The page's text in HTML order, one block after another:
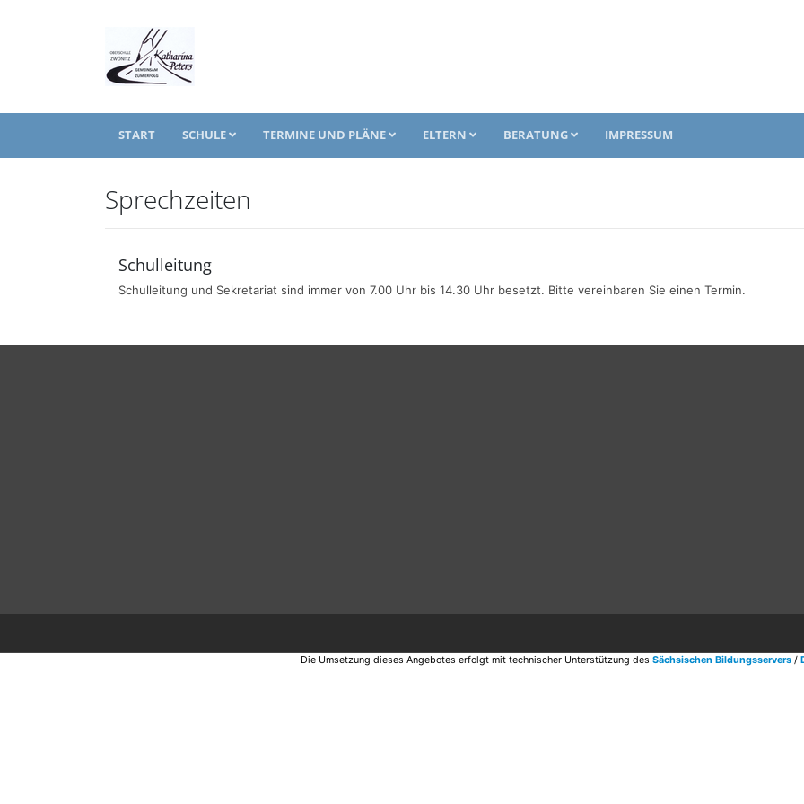
START SCHULE TERMINE UND PLÄNE ELTERN BERATUNG IMPRESSUM
Sprechzeiten
Schulleitung
Schulleitung und Sekretariat sind immer von 7.00 Uhr bis 14.30 Uhr besetzt. Bitte vereinbaren Sie einen Termin.
Die Umsetzung dieses Angebotes erfolgt mit technischer Unterstützung des Sächsischen Bildungsservers /